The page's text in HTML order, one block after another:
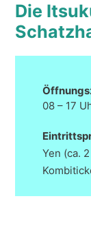
Die
08 – 17
Yen (ca.